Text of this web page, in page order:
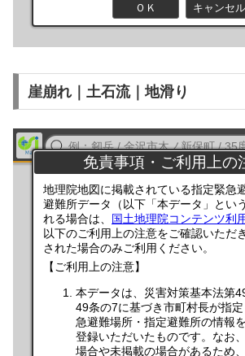
崖崩れ｜土石流｜地滑り